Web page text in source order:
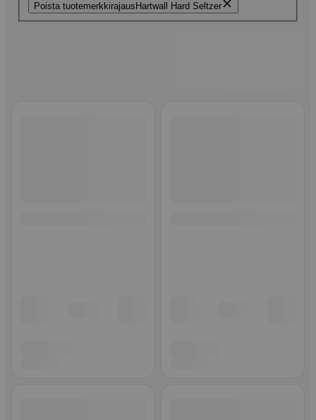
Poista tuotemerkkirajaus Hartwall Hard Seltzer